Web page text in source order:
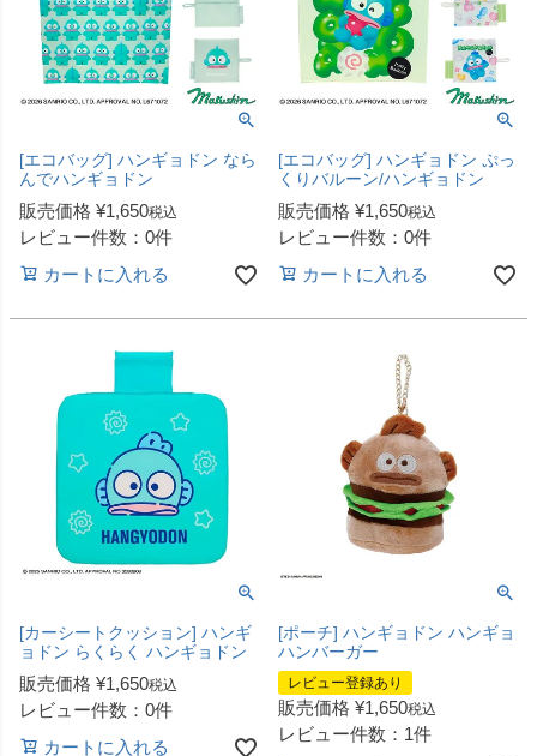
[エコバッグ] ハンギョドン なら
んでハンギョドン
販売価格 ¥1,650税込
レビュー件数：0件
カートに入れる
[エコバッグ] ハンギョドン ぷっ
くりバルーン/ハンギョドン
販売価格 ¥1,650税込
レビュー件数：0件
カートに入れる
[カーシートクッション] ハンギ
ョドン らくらく ハンギョドン
販売価格 ¥1,650税込
レビュー件数：0件
カートに入れる
[ポーチ] ハンギョドン ハンギョ
ハンバーガー
レビュー登録あり
販売価格 ¥1,650税込
レビュー件数：1件